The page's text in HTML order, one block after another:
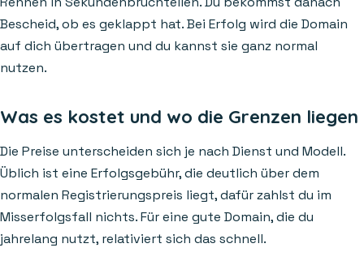
Bescheid, ob es geklappt hat. Bei Erfolg wird die Domain
auf dich übertragen und du kannst sie ganz normal
nutzen.
Was es kostet und wo die Grenzen liegen
Die Preise unterscheiden sich je nach Dienst und Modell.
Üblich ist eine Erfolgsgebühr, die deutlich über dem
normalen Registrierungspreis liegt, dafür zahlst du im
Misserfolgsfall nichts. Für eine gute Domain, die du
jahrelang nutzt, relativiert sich das schnell.